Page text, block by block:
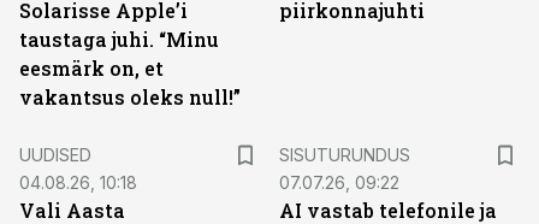
Solarisse Apple’i
taustaga juhi. “Minu
eesmärk on, et
vakantsus oleks null!”
piirkonnajuhti
UUDISED
04.08.26, 10:18
Vali Aasta
SISUTURUNDUS
07.07.26, 09:22
AI vastab telefonile ja